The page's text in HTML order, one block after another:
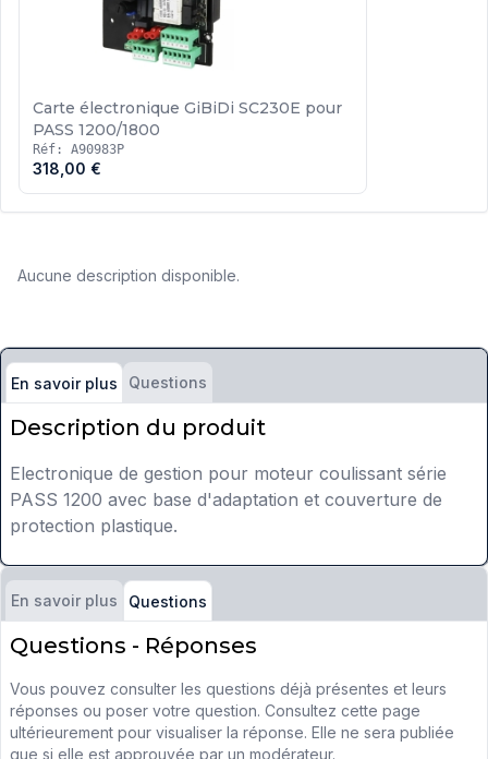
Carte électronique GiBiDi SC230E pour
PASS 1200/1800
Réf: A90983P
318,00 €
Aucune description disponible.
En savoir plus Questions
Description du produit
Electronique de gestion pour moteur coulissant série
PASS 1200 avec base d'adaptation et couverture de
protection plastique.
En savoir plus Questions
Questions - Réponses
Vous pouvez consulter les questions déjà présentes et leurs
réponses ou poser votre question. Consultez cette page
ultérieurement pour visualiser la réponse. Elle ne sera publiée
que si elle est approuvée par un modérateur.